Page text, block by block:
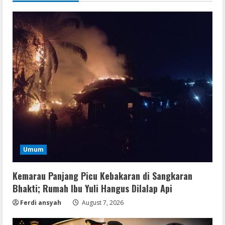
Umum
Kemarau Panjang Picu Kebakaran di Sangkaran
Bhakti; Rumah Ibu Yuli Hangus Dilalap Api
Ferdi ansyah August 7, 2026